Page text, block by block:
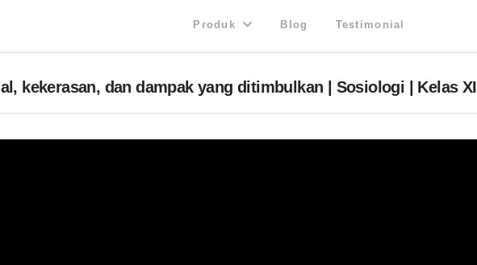
Produk Blog Testimonial
kekerasan, dan dampak yang ditimbulkan | Sosiologi | Kelas XI